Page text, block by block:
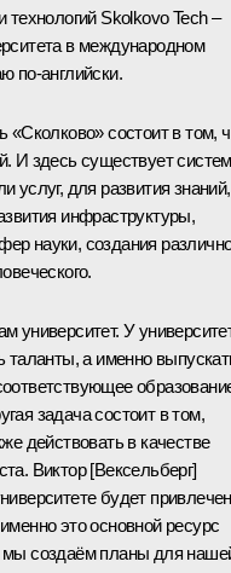
технологий Skolkovo Tech –
в международном
по‑английски.
«Сколково» состоит в том,
И здесь существует
услуг, для развития знаний,
инфраструктуры,
науки, создания
университет. У
таланты, а именно
задача состоит в том,
действовать в качестве
Виктор [Вексельберг]
будет
это основной ресурс
мы создаём планы для